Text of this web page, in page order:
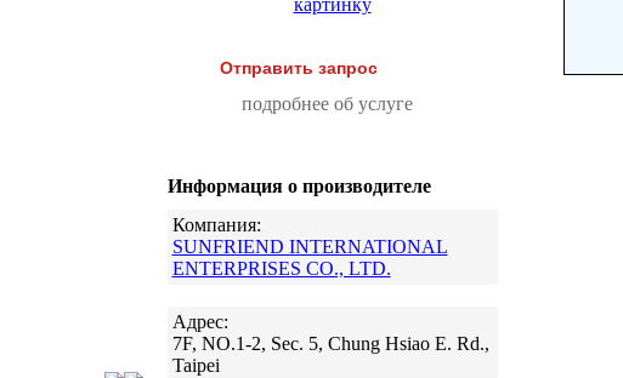
картинку
Отправить запрос
подробнее об услуге
Информация о производителе
Компания:
SUNFRIEND INTERNATIONAL
ENTERPRISES CO., LTD.
Адрес:
7F, NO.1-2, Sec. 5, Chung Hsiao E. Rd.,
Taipei